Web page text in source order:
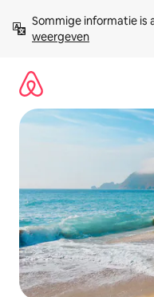
direct
naar
Sommige informatie is
weergeven